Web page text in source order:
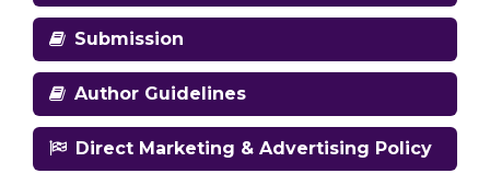
Submission
Author Guidelines
Direct Marketing & Advertising Policy